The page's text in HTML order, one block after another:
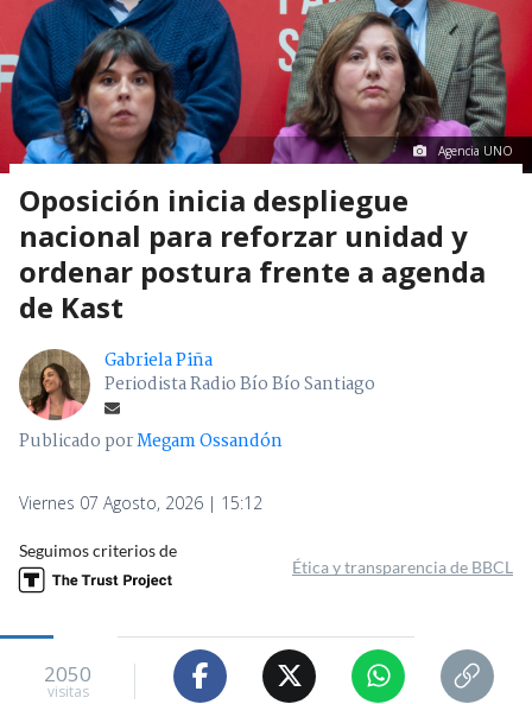
Agencia UNO
Oposición inicia despliegue
nacional para reforzar unidad y
ordenar postura frente a agenda
de Kast
Gabriela Piña
Periodista Radio Bío Bío Santiago
Publicado porMegam Ossandón
Viernes 07 Agosto, 2026 | 15:12
Seguimos criterios de
Ética y transparencia de BBCL
2050
visitas